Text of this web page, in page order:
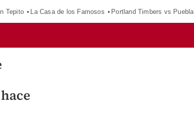
Tepito La Casa de los Famosos Portland Timbers vs Puebla